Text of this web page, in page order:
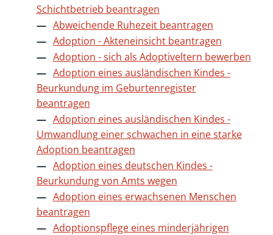
Schichtbetrieb beantragen
Abweichende Ruhezeit beantragen
Adoption - Akteneinsicht beantragen
Adoption - sich als Adoptiveltern bewerben
Adoption eines ausländischen Kindes -
Beurkundung im Geburtenregister
beantragen
Adoption eines ausländischen Kindes -
Umwandlung einer schwachen in eine starke
Adoption beantragen
Adoption eines deutschen Kindes -
Beurkundung von Amts wegen
Adoption eines erwachsenen Menschen
beantragen
Adoptionspflege eines minderjährigen